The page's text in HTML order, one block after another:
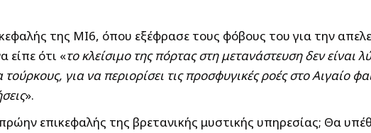
της MI6, όπου εξέφρασε τους φόβους του για την
είπε ότι «το κλείσιμο της πόρτας στη μετανάστευση δεν
για να περιορίσει τις προσφυγικές ροές στο Αιγαίο
».
επικεφαλής της βρετανικής μυστικής υπηρεσίας; Θα